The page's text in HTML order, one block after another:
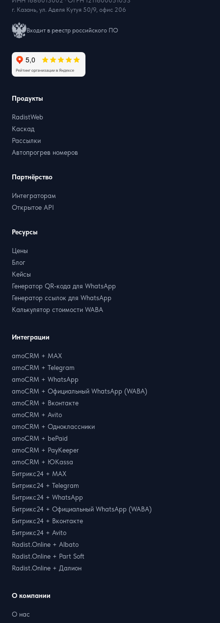
г. Казань, ул. Аделя Кутуя 50/9, офис 206
Входит в реестр российского ПО
Интеграции
amoCRM + MAX
amoCRM + Telegram
amoCRM + WhatsApp
amoCRM + Официальный WhatsApp (WABA)
amoCRM + Вконтакте
amoCRM + Avito
amoCRM + Одноклассники
amoCRM + bePaid
amoCRM + PayKeeper
amoCRM + ЮKassa
Битрикс24 + MAX
Битрикс24 + Telegram
Битрикс24 + WhatsApp
Битрикс24 + Официальный WhatsApp (WABA)
Битрикс24 + Вконтакте
Битрикс24 + Avito
Radist.Online + Albato
Radist.Online + Part Soft
Radist.Online + Далион
Продукты
RadistWeb
Каскад
Рассылки
Автопрогрев номеров
Партнёрство
Интеграторам
Открытое API
Ресурсы
Цены
Блог
Кейсы
Генератор QR-кода для WhatsApp
Генератор ссылок для WhatsApp
Калькулятор стоимости WABA
О компании
О нас